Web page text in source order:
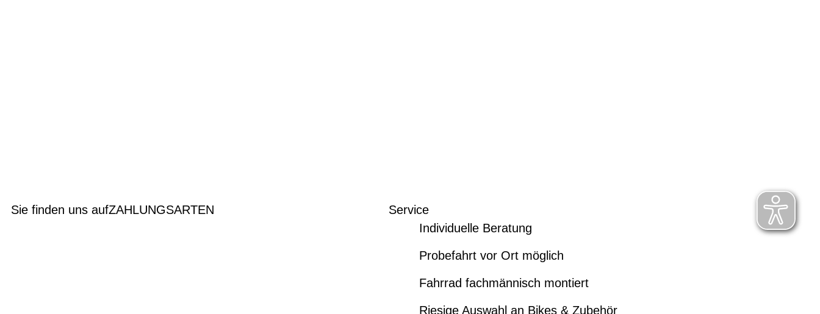
Sie finden uns aufZAHLUNGSARTEN
Service
Individuelle Beratung
Probefahrt vor Ort möglich
Fahrrad fachmännisch montiert
Riesige Auswahl an Bikes & Zubehör